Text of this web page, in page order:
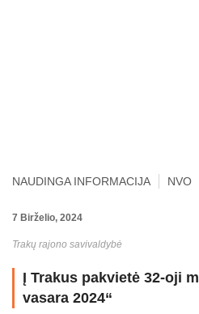
NAUDINGA INFORMACIJA NVO
7 Birželio, 2024
Trakų rajono savivaldybė
Į Trakus pakvietė 32-oji
vasara 2024“